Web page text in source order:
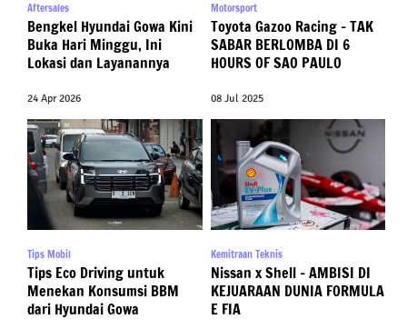
Aftersales
Bengkel Hyundai Gowa Kini
Buka Hari Minggu, Ini
Lokasi dan Layanannya
24 Apr 2026
Tips Mobil
Tips Eco Driving untuk
Menekan Konsumsi BBM
dari Hyundai Gowa
Motorsport
Toyota Gazoo Racing – TAK
SABAR BERLOMBA DI 6
HOURS OF SAO PAULO
08 Jul 2025
Kemitraan Teknis
Nissan x Shell – AMBISI DI
KEJUARAAN DUNIA FORMULA
E FIA